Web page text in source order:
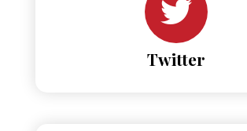
Twitter